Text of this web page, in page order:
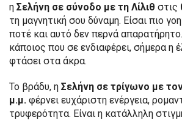
η Σελήνη σε σύνοδο με τη Λίλιθ στις
τη μαγνητική σου δύναμη. Είσαι πιο
ποτέ και αυτό δεν περνά
κάποιος που σε ενδιαφέρει, σήμερα η
φτάσει στα άκρα.
Το βράδυ, η Σελήνη σε τρίγωνο με
μ.μ. φέρνει ευχάριστη ενέργεια,
τρυφερότητα. Είναι η κατάλληλη